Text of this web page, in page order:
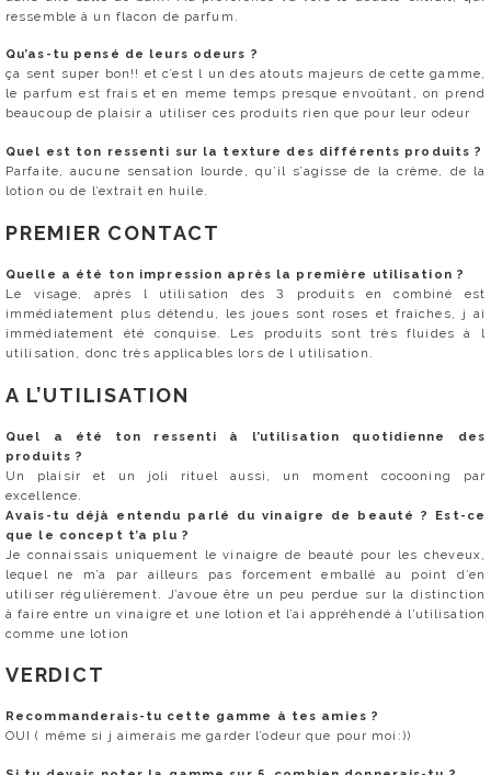
ressemble à un flacon de parfum.
Qu’as-tu pensé de leurs odeurs ?
ça sent super bon!! et c’est l un des atouts majeurs de cette gamme,
le parfum est frais et en meme temps presque envoûtant, on prend
beaucoup de plaisir a utiliser ces produits rien que pour leur odeur
Quel est ton ressenti sur la texture des différents produits ?
Parfaite, aucune sensation lourde, qu’il s’agisse de la crème, de la
lotion ou de l’extrait en huile.
PREMIER CONTACT
Quelle a été ton impression après la première utilisation ?
Le visage, après l utilisation des 3 produits en combiné est
immédiatement plus détendu, les joues sont roses et fraiches, j ai
immédiatement été conquise. Les produits sont très fluides à l
utilisation, donc très applicables lors de l utilisation.
A L’UTILISATION
Quel a été ton ressenti à l’utilisation quotidienne des
produits ?
Un plaisir et un joli rituel aussi, un moment cocooning par
excellence.
Avais-tu déjà entendu parlé du vinaigre de beauté ? Est-ce
que le concept t’a plu ?
Je connaissais uniquement le vinaigre de beauté pour les cheveux,
lequel ne m’a par ailleurs pas forcement emballé au point d’en
utiliser régulièrement. J’avoue être un peu perdue sur la distinction
à faire entre un vinaigre et une lotion et l’ai appréhendé à l’utilisation
comme une lotion
VERDICT
Recommanderais-tu cette gamme à tes amies ?
OUI ( même si j aimerais me garder l’odeur que pour moi:))